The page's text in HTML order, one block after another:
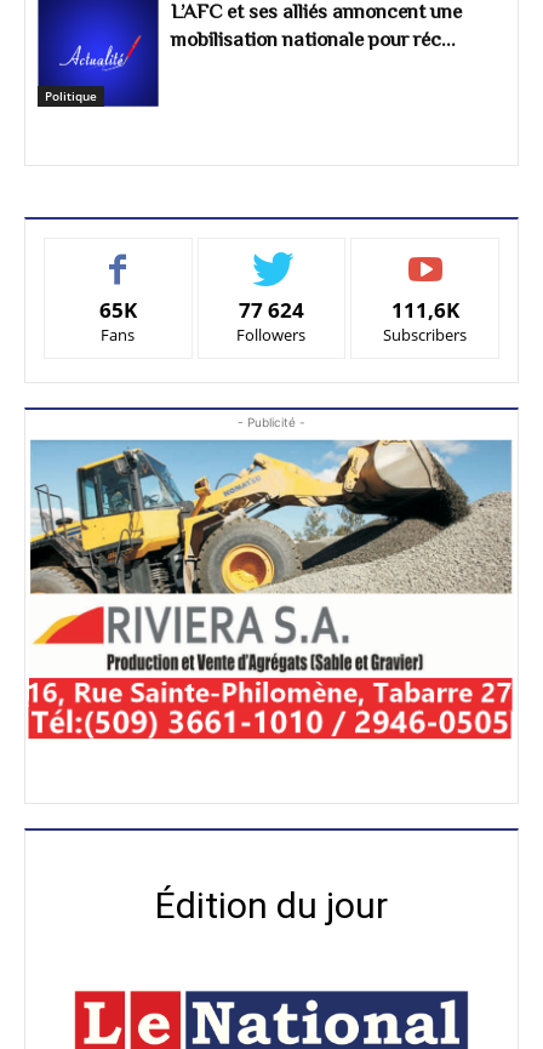
Politique
L’AFC et ses alliés annoncent une
mobilisation nationale pour réc...
65K
Fans
77 624
Followers
111,6K
Subscribers
- Publicité -
Édition du jour